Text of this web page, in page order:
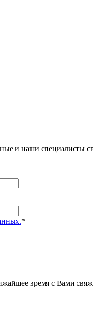
и наши специалисты
*
время с Вами